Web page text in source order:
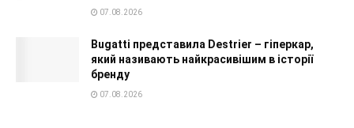
07.08.2026
Bugatti представила Destrier – гіперкар,
який називають найкрасивішим в історії
бренду
07.08.2026